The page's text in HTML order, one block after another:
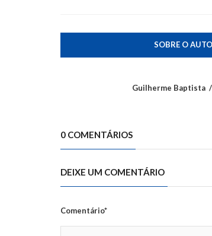
SOBRE O
Guilherme Baptista
0 COMENTÁRIOS
DEIXE UM COMENTÁRIO
Comentário*